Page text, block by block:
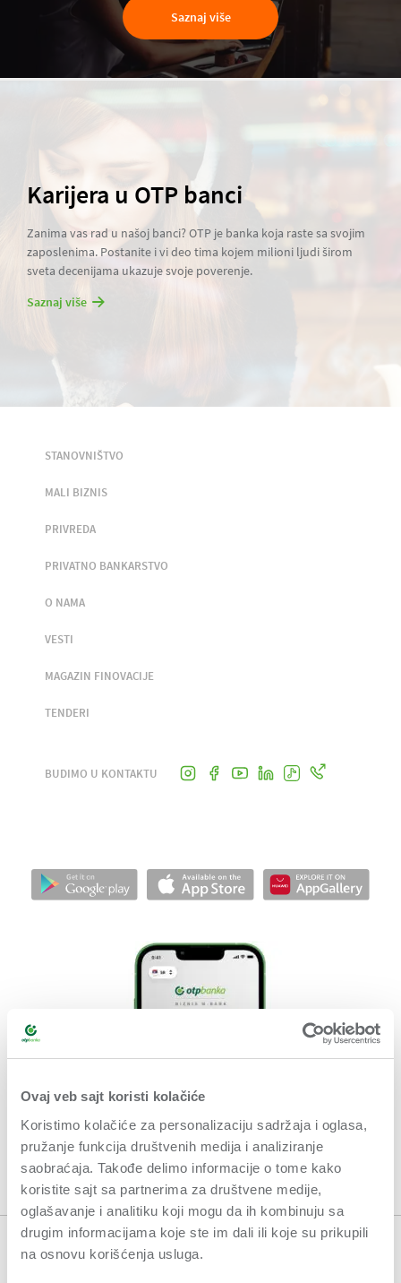
Ovaj veb sajt koristi kolačiće
Koristimo kolačiće za personalizaciju sadržaja i oglasa,
pružanje funkcija društvenih medija i analiziranje
saobraćaja. Takođe delimo informacije o tome kako
koristite sajt sa partnerima za društvene medije,
oglašavanje i analitiku koji mogu da ih kombinuju sa
drugim informacijama koje ste im dali ili koje su prikupili
na osnovu korišćenja usluga.
Saznaj više
Karijera u OTP banci
Zanima vas rad u našoj banci? OTP je banka koja raste sa svojim
zaposlenima. Postanite i vi deo tima kojem milioni ljudi širom
sveta decenijama ukazuje svoje poverenje.
Saznaj više
STANOVNIŠTVO
MALI BIZNIS
PRIVREDA
PRIVATNO BANKARSTVO
O NAMA
VESTI
MAGAZIN FINOVACIJE
TENDERI
BUDIMO U KONTAKTU
OPŠTI USLOVI POSLOVANJA